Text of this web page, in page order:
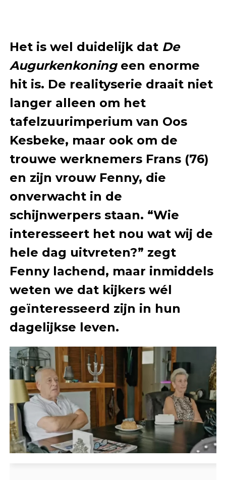
Het is wel duidelijk dat De
Augurkenkoningeen enorme
hit is. De realityserie draait niet
langer alleen om het
tafelzuurimperium van Oos
Kesbeke, maar ook om de
trouwe werknemers Frans (76)
en zijn vrouw Fenny, die
onverwacht in de
schijnwerpers staan. “Wie
interesseert het nou wat wij de
hele dag uitvreten?” zegt
Fenny lachend, maar inmiddels
weten we dat kijkers wél
geïnteresseerd zijn in hun
dagelijkse leven.